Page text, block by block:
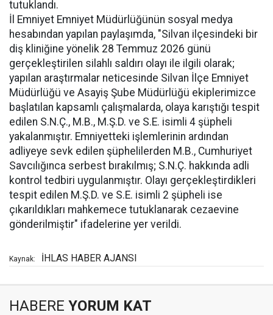
tutuklandı.
İl Emniyet Emniyet Müdürlüğünün sosyal medya
hesabından yapılan paylaşımda, "Silvan ilçesindeki bir
diş kliniğine yönelik 28 Temmuz 2026 günü
gerçekleştirilen silahlı saldırı olayı ile ilgili olarak;
yapılan araştırmalar neticesinde Silvan İlçe Emniyet
Müdürlüğü ve Asayiş Şube Müdürlüğü ekiplerimizce
başlatılan kapsamlı çalışmalarda, olaya karıştığı tespit
edilen S.N.Ç., M.B., M.Ş.D. ve S.E. isimli 4 şüpheli
yakalanmıştır. Emniyetteki işlemlerinin ardından
adliyeye sevk edilen şüphelilerden M.B., Cumhuriyet
Savcılığınca serbest bırakılmış; S.N.Ç. hakkında adli
kontrol tedbiri uygulanmıştır. Olayı gerçekleştirdikleri
tespit edilen M.Ş.D. ve S.E. isimli 2 şüpheli ise
çıkarıldıkları mahkemece tutuklanarak cezaevine
gönderilmiştir" ifadelerine yer verildi.
Kaynak: İHLAS HABER AJANSI
HABERE YORUM KAT